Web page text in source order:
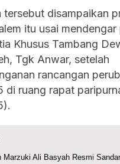
tersebut disampaikan
itu usai mendengar
Khusus Tambang
Tgk Anwar, setelah
rancangan
di ruang rapat
Marzuki Ali Basyah Resmi